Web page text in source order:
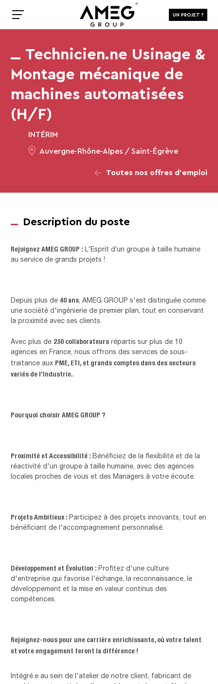
UN PROJET ?
Technicien.ne Usinage &
Montage mécanique de
machines automatisées
(H/F)
INTÉRIM
Auvergne-Rhône-Alpes / Saint-Égrève
Toutes nos offres d’emploi
Description du poste
Rejoignez AMEG GROUP :L'Esprit d’un groupe à taille humaine
au service de grands projets !
Depuis plus de40 ans , AMEG GROUP s'est distinguée comme
une société d'ingénierie de premier plan, tout en conservant
la proximité avec ses clients.
Avec plus de 250 collaborateurs répartis sur plus de 10
agences en France, nous offrons des services de sous-
traitance aux PME, ETI, et grands comptes dans des secteurs
variés de l'Industrie.
Pourquoi choisir AMEG GROUP ?
Proximité et Accessibilité :Bénéficiez de la flexibilité et de la
réactivité d'un groupe à taille humaine, avec des agences
locales proches de vous et des Managers à votre écoute.
Projets Ambitieux :Participez à des projets innovants, tout en
bénéficiant de l'accompagnement personnalisé.
Développement et Évolution :Profitez d'une culture
d'entreprise qui favorise l'échange, la reconnaissance, le
développement et la mise en valeur continus des
compétences.
Rejoignez-nous pour une carrière enrichissante, où votre talent
et votre engagement feront la différence !
Intégré.e au sein de l'atelier de notre client, fabricant de